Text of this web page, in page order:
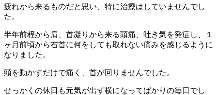
疲れから来るものだと思い、特に治療はしていませんでし
た。
半年前程から肩、首凝りから来る頭痛、吐き気を発症し、１
ヶ月前頃から右首に何をしても取れない痛みを感じるように
なりました。
頭を動かすだけで痛く、首が回りませんでした。
せっかくの休日も元気が出ず横になってばかりの毎日でし